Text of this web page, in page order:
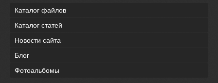
Каталог файлов
Каталог статей
Новости сайта
Блог
Фотоальбомы